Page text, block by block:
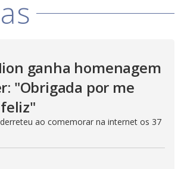
V
i
d
e
ganha homenagem
"Obrigada por me
ao comemorar na internet os 37